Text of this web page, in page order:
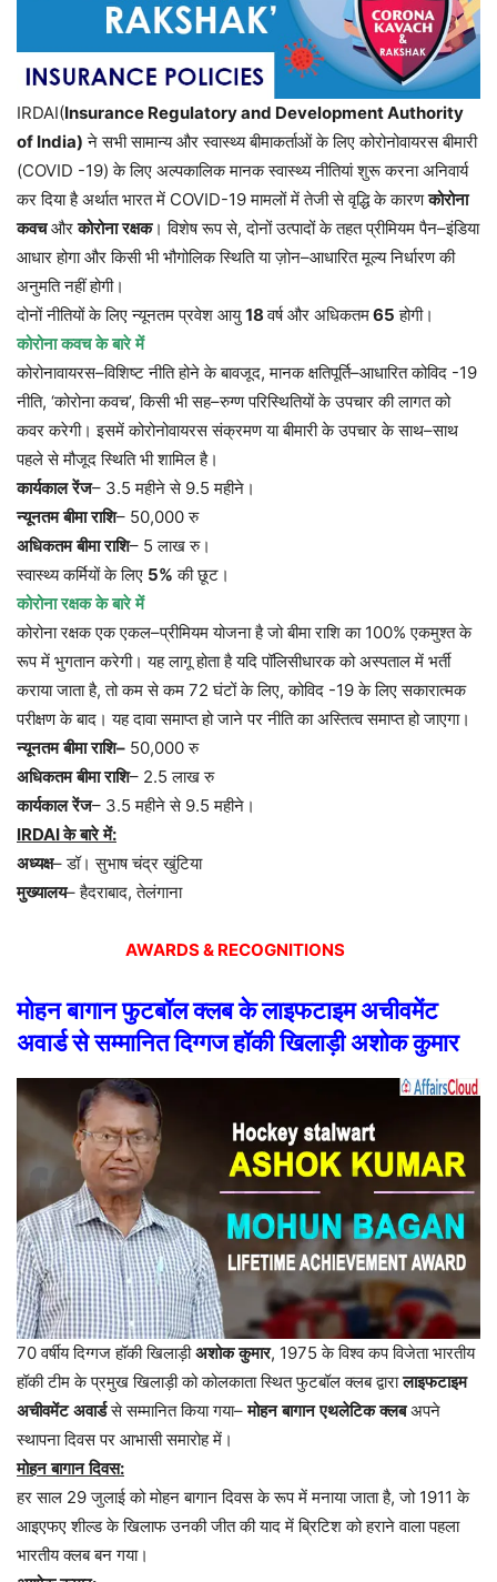
IRDAI(Insurance Regulatory and Development Authority
of India) ने सभी सामान्य और स्वास्थ्य बीमाकर्ताओं के लिए कोरोनोवायरस बीमारी
(COVID -19)के लिए अल्पकालिक मानक स्वास्थ्य नीतियां शुरू करना अनिवार्य
कर दिया है अर्थात भारत में COVID-19मामलों में तेजी से वृद्धि के कारण कोरोना
कवच और कोरोना रक्षक। विशेष रूप से,दोनों उत्पादों के तहत प्रीमियम पैन–इंडिया
आधार होगा और किसी भी भौगोलिक स्थिति या ज़ोन–आधारित मूल्य निर्धारण की
अनुमति नहीं होगी।
दोनों नीतियों के लिए न्यूनतम प्रवेश आयु 18वर्ष और अधिकतम65 होगी।
कोरोना कवच के बारे में
कोरोनावायरस–विशिष्ट नीति होने के बावजूद,मानक क्षतिपूर्ति–आधारित कोविद -19
नीति, ‘कोरोना कवच’,किसी भी सह–रुग्ण परिस्थितियों के उपचार की लागत को
कवर करेगी। इसमें कोरोनोवायरस संक्रमण या बीमारी के उपचार के साथ–साथ
पहले से मौजूद स्थिति भी शामिल है।
कार्यकाल रेंज– 3.5महीने से9.5महीने।
न्यूनतम बीमा राशि– 50,000रु
अधिकतम बीमा राशि– 5लाख रु।
स्वास्थ्य कर्मियों के लिए 5% की छूट।
कोरोना रक्षक के बारे में
कोरोना रक्षक एक एकल–प्रीमियम योजना है जो बीमा राशि का100%एकमुश्त के
रूप में भुगतान करेगी। यह लागू होता है यदि पॉलिसीधारक को अस्पताल में भर्ती
कराया जाता है,तो कम से कम 72घंटों के लिए,कोविद -19के लिए सकारात्मक
परीक्षण के बाद। यह दावा समाप्त हो जाने पर नीति का अस्तित्व समाप्त हो जाएगा।
न्यूनतम बीमा राशि– 50,000रु
अधिकतम बीमा राशि– 2.5लाख रु
कार्यकाल रेंज– 3.5महीने से9.5महीने।
IRDAIके बारे में:
अध्यक्ष–डॉ। सुभाष चंद्र खुंटिया
मुख्यालय–हैदराबाद,तेलंगाना
AWARDS & RECOGNITIONS
मोहनबागानफुटबॉलक्लबकेलाइफटाइमअचीवमेंट
अवार्डसेसम्मानितदिग्गजहॉकीखिलाड़ीअशोककुमार
70वर्षीय दिग्गज हॉकी खिलाड़ी अशोक कुमार, 1975के विश्व कप विजेता भारतीय
हॉकी टीम के प्रमुख खिलाड़ी को कोलकाता स्थित फुटबॉल क्लब द्वारा लाइफटाइम
अचीवमेंट अवार्ड से सम्मानित किया गया–मोहन बागान एथलेटिक क्लब अपने
स्थापना दिवस पर आभासी समारोह में।
मोहन बागान दिवस:
हर साल 29जुलाई को मोहन बागान दिवस के रूप में मनाया जाता है,जो1911के
आइएफए शील्ड के खिलाफ उनकी जीत की याद में ब्रिटिश को हराने वाला पहला
भारतीय क्लब बन गया।